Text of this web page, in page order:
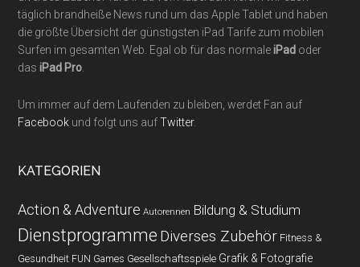
täglich brandheiße News rund um das Apple Tablet und haben
die größte Übersicht der günstigsten iPad Tarife zum mobilen
Surfen im gesamten Web. Egal ob für das normaleiPad oder
dasiPad Pro
Um immer auf dem Laufenden zu bleiben, werdet Fan auf
Facebook und folgt uns aufTwitter.
KATEGORIEN
Action & Adventure Autorennen Bildung & Studium
Dienstprogramme Diverses Zubehör Fitness &
Gesundheit FUN Games Gesellschaftsspiele Grafik & Fotografie